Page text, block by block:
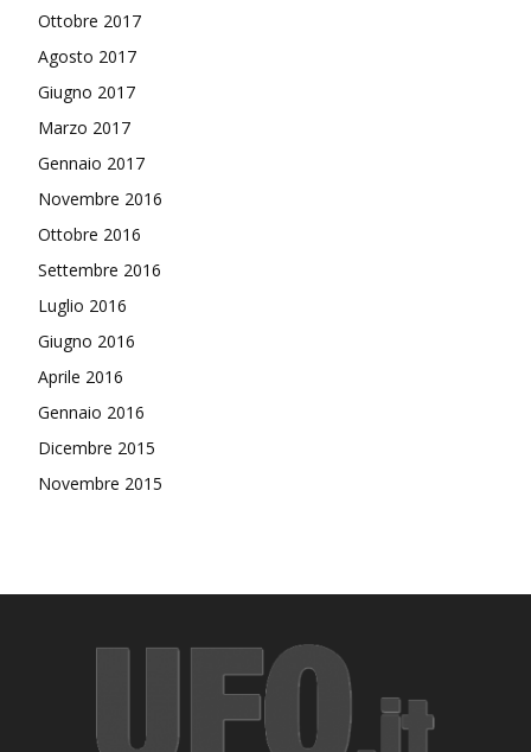
Ottobre 2017
Agosto 2017
Giugno 2017
Marzo 2017
Gennaio 2017
Novembre 2016
Ottobre 2016
Settembre 2016
Luglio 2016
Giugno 2016
Aprile 2016
Gennaio 2016
Dicembre 2015
Novembre 2015